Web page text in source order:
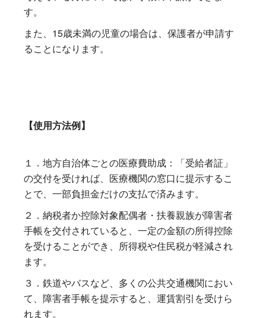
す。
また、15歳未満の児童の場合は、保護者が申請す
ることになります。
【使用方法例】
１．地方自治体ごとの医療費助成：「受給者証」
の交付を受ければ、医療機関の窓口に提示するこ
とで、一部負担金だけの支払で済みます。
２．納税者か控除対象配偶者・扶養親族が障害者
手帳を交付されていると、一定の金額の所得控除
を受けることができ、所得税や住民税が軽減され
ます。
３．鉄道やバスなど、多くの公共交通機関におい
て、障害者手帳を提示すると、運賃割引を受けら
れます。